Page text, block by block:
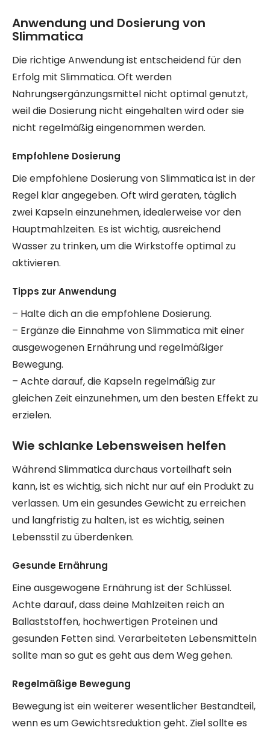
Anwendung und Dosierung von
Slimmatica
Die richtige Anwendung ist entscheidend für den
Erfolg mit Slimmatica. Oft werden
Nahrungsergänzungsmittel nicht optimal genutzt,
weil die Dosierung nicht eingehalten wird oder sie
nicht regelmäßig eingenommen werden.
Empfohlene Dosierung
Die empfohlene Dosierung von Slimmatica ist in der
Regel klar angegeben. Oft wird geraten, täglich
zwei Kapseln einzunehmen, idealerweise vor den
Hauptmahlzeiten. Es ist wichtig, ausreichend
Wasser zu trinken, um die Wirkstoffe optimal zu
aktivieren.
Tipps zur Anwendung
– Halte dich an die empfohlene Dosierung.
– Ergänze die Einnahme von Slimmatica mit einer
ausgewogenen Ernährung und regelmäßiger
Bewegung.
– Achte darauf, die Kapseln regelmäßig zur
gleichen Zeit einzunehmen, um den besten Effekt zu
erzielen.
Wie schlanke Lebensweisen helfen
Während Slimmatica durchaus vorteilhaft sein
kann, ist es wichtig, sich nicht nur auf ein Produkt zu
verlassen. Um ein gesundes Gewicht zu erreichen
und langfristig zu halten, ist es wichtig, seinen
Lebensstil zu überdenken.
Gesunde Ernährung
Eine ausgewogene Ernährung ist der Schlüssel.
Achte darauf, dass deine Mahlzeiten reich an
Ballaststoffen, hochwertigen Proteinen und
gesunden Fetten sind. Verarbeiteten Lebensmitteln
sollte man so gut es geht aus dem Weg gehen.
Regelmäßige Bewegung
Bewegung ist ein weiterer wesentlicher Bestandteil,
wenn es um Gewichtsreduktion geht. Ziel sollte es